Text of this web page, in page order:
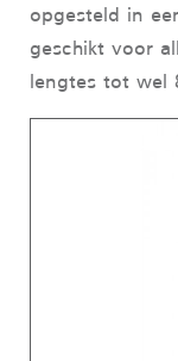
opgesteld in
geschikt voor
lengtes tot wel